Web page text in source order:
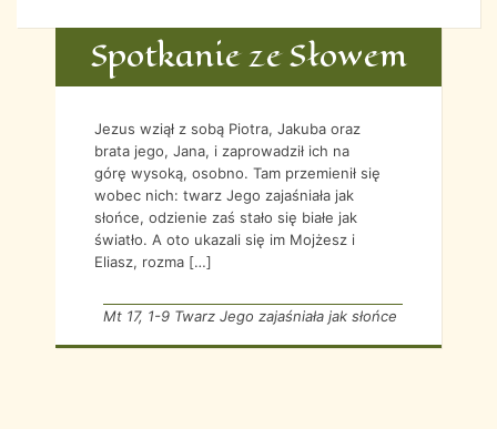
Spotkanie ze Słowem
Jezus wziął z sobą Piotra, Jakuba oraz
brata jego, Jana, i zaprowadził ich na
górę wysoką, osobno. Tam przemienił się
wobec nich: twarz Jego zajaśniała jak
słońce, odzienie zaś stało się białe jak
światło. A oto ukazali się im Mojżesz i
Eliasz, rozma […]
Mt 17, 1-9 Twarz Jego zajaśniała jak słońce